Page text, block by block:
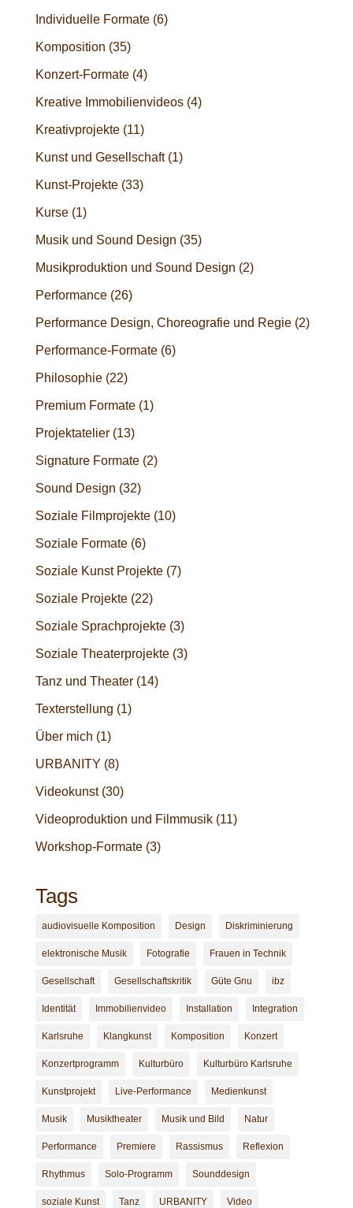
Individuelle Formate(6)
Komposition (35)
Konzert-Formate(4)
Kreative Immobilienvideos(4)
Kreativprojekte(11)
Kunst und Gesellschaft(1)
Kunst-Projekte(33)
Kurse(1)
Musik und Sound Design (35)
Musikproduktion und Sound Design (2)
Performance(26)
Performance Design, Choreografie und Regie(2)
Performance-Formate(6)
Philosophie(22)
Premium Formate(1)
Projektatelier(13)
Signature Formate(2)
Sound Design (32)
Soziale Filmprojekte(10)
Soziale Formate(6)
Soziale Kunst Projekte(7)
Soziale Projekte(22)
Soziale Sprachprojekte(3)
Soziale Theaterprojekte(3)
Tanz und Theater(14)
Texterstellung (1)
Über mich (1)
URBANITY (8)
Videokunst(30)
Videoproduktion und Filmmusik(11)
Workshop-Formate(3)
Tags
audiovisuelle Komposition Design Diskriminierung
elektronische Musik Fotografie Frauen in Technik
Gesellschaft Gesellschaftskritik Güte Gnu ibz
Identität Immobilienvideo Installation Integration
Karlsruhe Klangkunst Komposition Konzert
Konzertprogramm Kulturbüro Kulturbüro Karlsruhe
Kunstprojekt Live-Performance Medienkunst
Musik Musiktheater Musik und Bild Natur
Performance Premiere Rassismus Reflexion
Rhythmus Solo-Programm Sounddesign
soziale Kunst Tanz URBANITY Video